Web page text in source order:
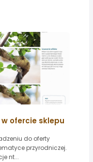
ofercie sklepu
do oferty
przyrodniczej.
nt...